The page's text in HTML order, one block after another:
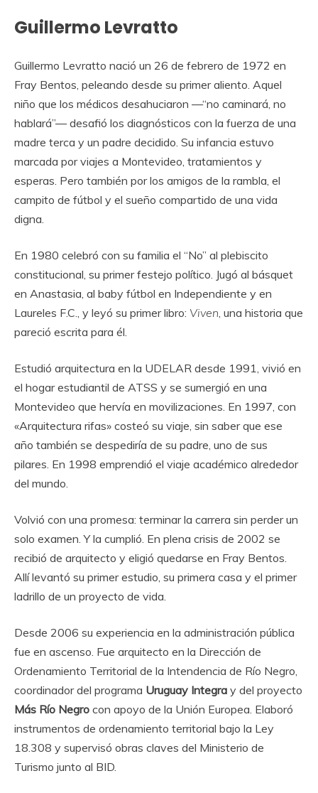
Guillermo Levratto
Guillermo Levratto nació un 26 de febrero de 1972 en
Fray Bentos, peleando desde su primer aliento. Aquel
niño que los médicos desahuciaron —“no caminará, no
hablará”— desafió los diagnósticos con la fuerza de una
madre terca y un padre decidido. Su infancia estuvo
marcada por viajes a Montevideo, tratamientos y
esperas. Pero también por los amigos de la rambla, el
campito de fútbol y el sueño compartido de una vida
digna.
En 1980 celebró con su familia el “No” al plebiscito
constitucional, su primer festejo político. Jugó al básquet
en Anastasia, al baby fútbol en Independiente y en
Laureles F.C., y leyó su primer libro: Viven , una historia que
pareció escrita para él.
Estudió arquitectura en la UDELAR desde 1991, vivió en
el hogar estudiantil de ATSS y se sumergió en una
Montevideo que hervía en movilizaciones. En 1997, con
«Arquitectura rifas» costeó su viaje, sin saber que ese
año también se despediría de su padre, uno de sus
pilares. En 1998 emprendió el viaje académico alrededor
del mundo.
Volvió con una promesa: terminar la carrera sin perder un
solo examen. Y la cumplió. En plena crisis de 2002 se
recibió de arquitecto y eligió quedarse en Fray Bentos.
Allí levantó su primer estudio, su primera casa y el primer
ladrillo de un proyecto de vida.
Desde 2006 su experiencia en la administración pública
fue en ascenso. Fue arquitecto en la Dirección de
Ordenamiento Territorial de la Intendencia de Río Negro,
coordinador del programa Uruguay Integra y del proyecto
Más Río Negro con apoyo de la Unión Europea. Elaboró
instrumentos de ordenamiento territorial bajo la Ley
18.308 y supervisó obras claves del Ministerio de
Turismo junto al BID.